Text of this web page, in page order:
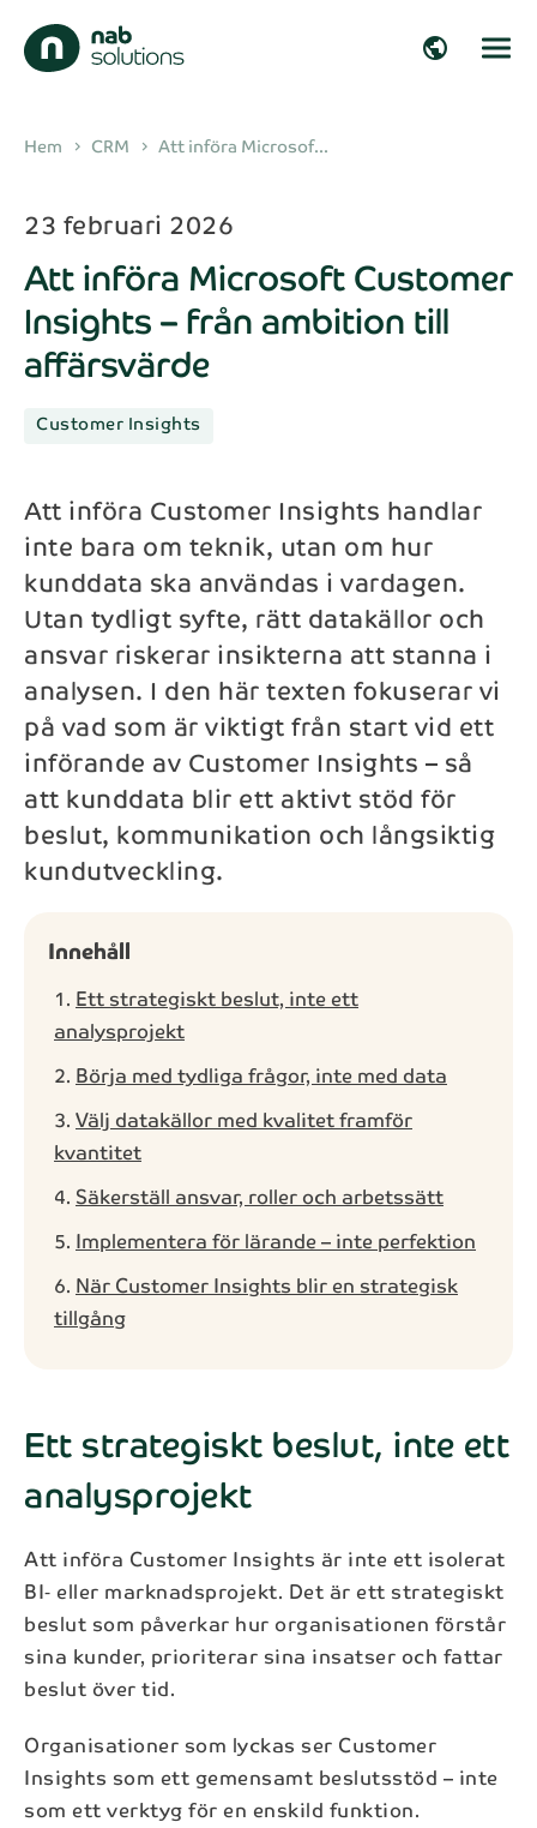
public
arrow_right_alt
Hem chevron_right CRM chevron_right Att införa Microsof...
23 februari 2026
Att införa Microsoft Customer
Insights – från ambition till
affärsvärde
Customer Insights
Att införa Customer Insights handlar
inte bara om teknik, utan om hur
kunddata ska användas i vardagen.
Utan tydligt syfte, rätt datakällor och
ansvar riskerar insikterna att stanna i
analysen. I den här texten fokuserar vi
på vad som är viktigt från start vid ett
införande av Customer Insights – så
att kunddata blir ett aktivt stöd för
beslut, kommunikation och långsiktig
kundutveckling.
Innehåll
Ett strategiskt beslut, inte ett
analysprojekt
Börja med tydliga frågor, inte med data
Välj datakällor med kvalitet framför
kvantitet
Säkerställ ansvar, roller och arbetssätt
Implementera för lärande – inte perfektion
När Customer Insights blir en strategisk
tillgång
Ett strategiskt beslut, inte ett
analysprojekt
Att införa Customer Insights är inte ett isolerat
BI‑ eller marknadsprojekt. Det är ett strategiskt
beslut som påverkar hur organisationen förstår
sina kunder, prioriterar sina insatser och fattar
beslut över tid.
Organisationer som lyckas ser Customer
Insights som ett gemensamt beslutsstöd – inte
som ett verktyg för en enskild funktion.
close
Få mer information
information om våra lösningar.
Efternamn*
Företag
E-post*
Telefon*
Meddelande
Skicka
Genom att kontakta NAB kommer dina personuppgifter
close